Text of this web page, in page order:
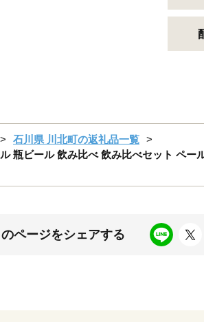
石川県 川北町の返礼品一覧
瓶ビール 飲み比べ 飲み比べセット ペー
のページをシェアする